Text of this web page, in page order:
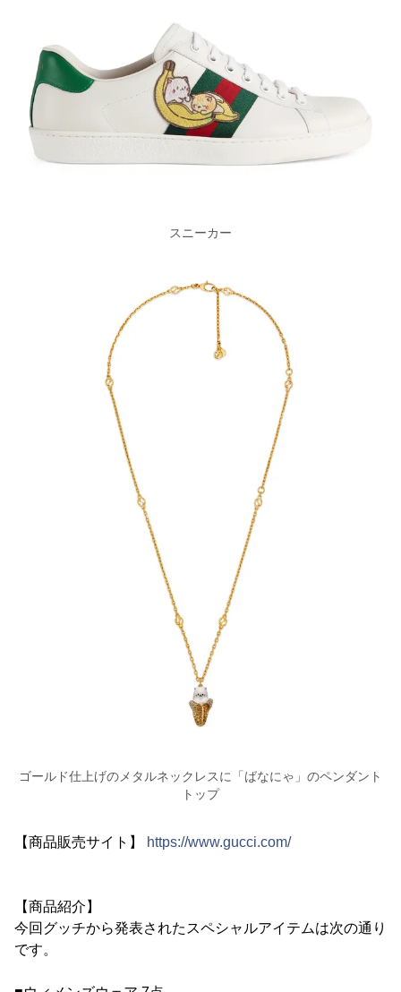
スニーカー
ゴールド仕上げのメタルネックレスに「ばなにゃ」のペンダント
トップ
【商品販売サイト】 https://www.gucci.com/
【商品紹介】
今回グッチから発表されたスペシャルアイテムは次の通り
です。